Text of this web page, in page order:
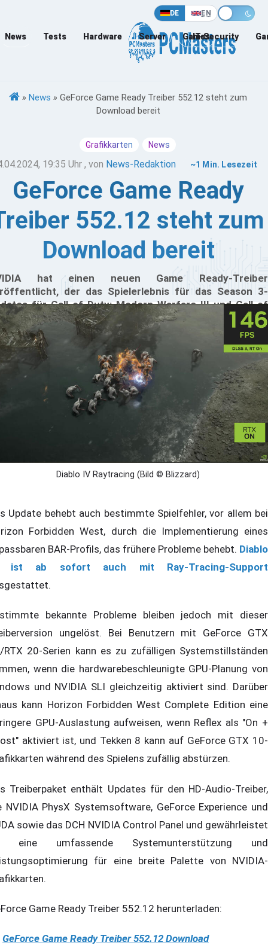
DE EN
News Tests Hardware Server Games
IT-Security
» News » GeForce Game Ready Treiber 552.12 steht zum
Download bereit
Grafikkarten News
19:35 Uhr , von News-Redaktion ~1 Min. Lesezeit
GeForce Game Ready
552.12 steht zum
Download bereit
hat einen neuen Game Ready-Treiber
der das Spielerlebnis für das Season 3-
für Call of Duty: Modern Warfare III und Call of
Warzone sowie Diablo IV verbessert. Diablo IV bietet
auch Raytracing-Unterstützung. Dieser Treiber ist
die Unterstützung der DLSS 3-Technologie optimiert
sorgt für ein flüssigeres und visuell beeindruckendes
Diablo IV Raytracing (Bild © Blizzard)
Update behebt auch bestimmte Spielfehler, vor allem bei
Forbidden West, durch die Implementierung eines
BAR-Profils, das frühere Probleme behebt. Diablo
ist ab sofort auch mit Ray-Tracing-Support
bekannte Probleme bleiben jedoch mit dieser
ungelöst. Bei Benutzern mit GeForce GTX
RTX 20-Serien kann es zu zufälligen Systemstillständen
wenn die hardwarebeschleunigte GPU-Planung von
und NVIDIA SLI gleichzeitig aktiviert sind. Darüber
kann Horizon Forbidden West Complete Edition eine
GPU-Auslastung aufweisen, wenn Reflex als "On +
aktiviert ist, und Tekken 8 kann auf GeForce GTX 10-
während des Spielens zufällig abstürzen.
Treiberpaket enthält Updates für den HD-Audio-Treiber,
NVIDIA PhysX Systemsoftware, GeForce Experience und
sowie das DCH NVIDIA Control Panel und gewährleistet
eine umfassende Systemunterstützung und
für eine breite Palette von NVIDIA-
Game Ready Treiber 552.12 herunterladen:
GeForce Game Ready Treiber 552.12 Download